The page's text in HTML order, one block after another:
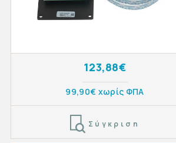
123,88€
99,90€ χωρίς ΦΠΑ
Σύγκριση